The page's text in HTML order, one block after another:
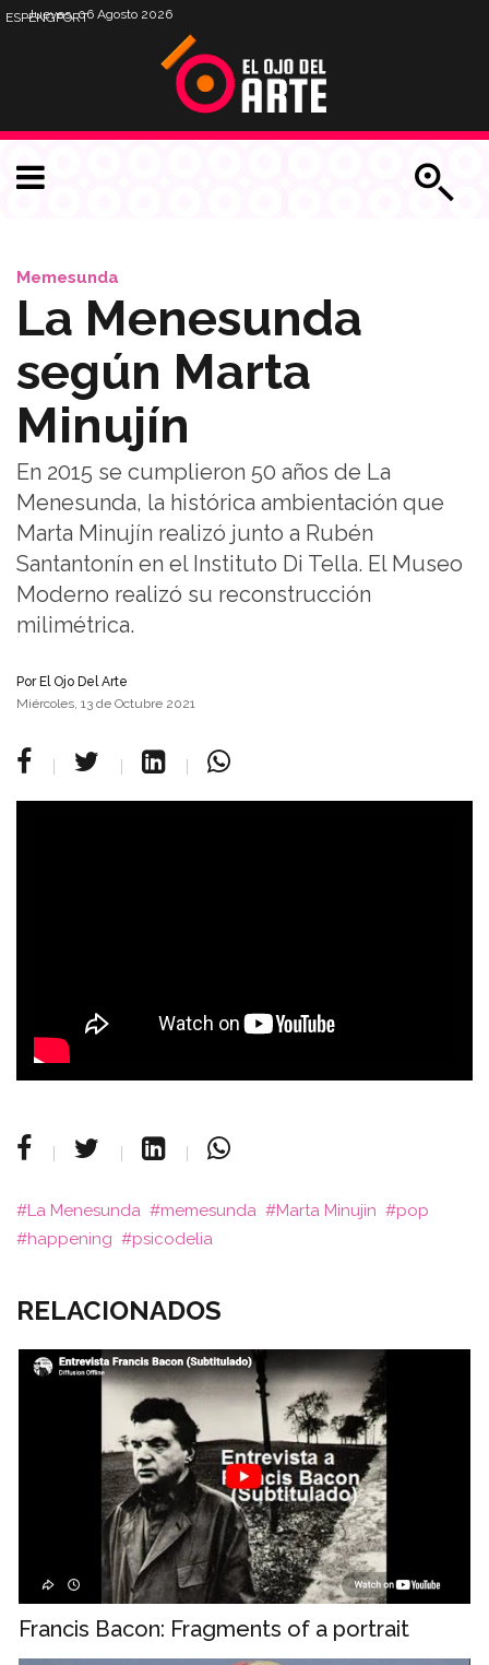
Jueves, 06 Agosto 2026
ESPENGPORT
Memesunda
La Menesunda
según Marta
Minujín
En 2015 se cumplieron 50 años de La
Menesunda, la histórica ambientación que
Marta Minujín realizó junto a Rubén
Santantonín en el Instituto Di Tella. El Museo
Moderno realizó su reconstrucción
milimétrica.
Por El Ojo Del Arte
Miércoles, 13 de Octubre 2021
La Menesunda memesunda Marta Minujin
pop
happening
psicodelia
RELACIONADOS
Francis Bacon: Fragments of a portrait